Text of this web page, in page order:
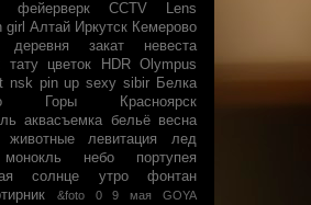
фейерверк
CCTV Lens
girl Алтай Иркутск Кемерово
деревня закат
невеста
тату цветок HDR
Olympus
nsk pin up sexy sibir Белка
Горы
Красноярск
аквасъемка бельё весна
животные левитация
лед
монокль небо
портупея
солнце утро
фонтан
&foto 0 9 мая
GOYA